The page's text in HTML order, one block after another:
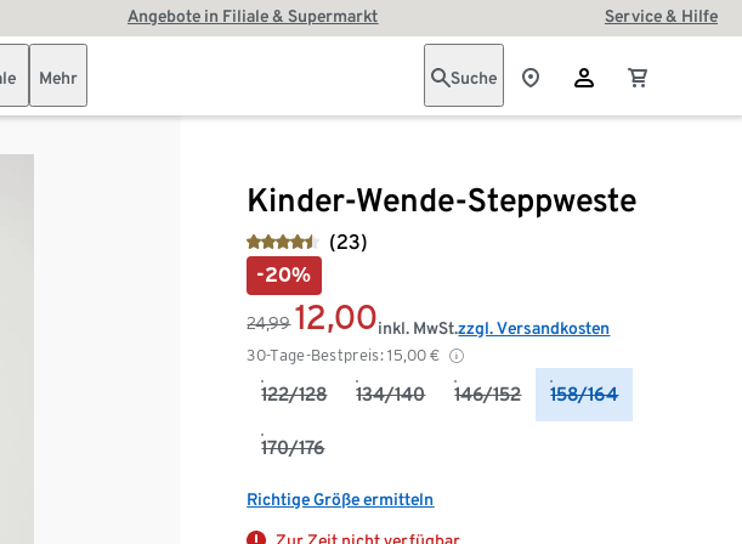
Angebote in Filiale & Supermarkt Service & Hilfe
Mehr Suche
Kinder-Wende-Steppweste
(23)
-20%
24,99 12,00
30-Tage-Bestpreis: 15,00 €
inkl. MwSt.zzgl. Versandkosten
122/128 134/140 146/152 158/164
170/176
Richtige Größe ermitteln